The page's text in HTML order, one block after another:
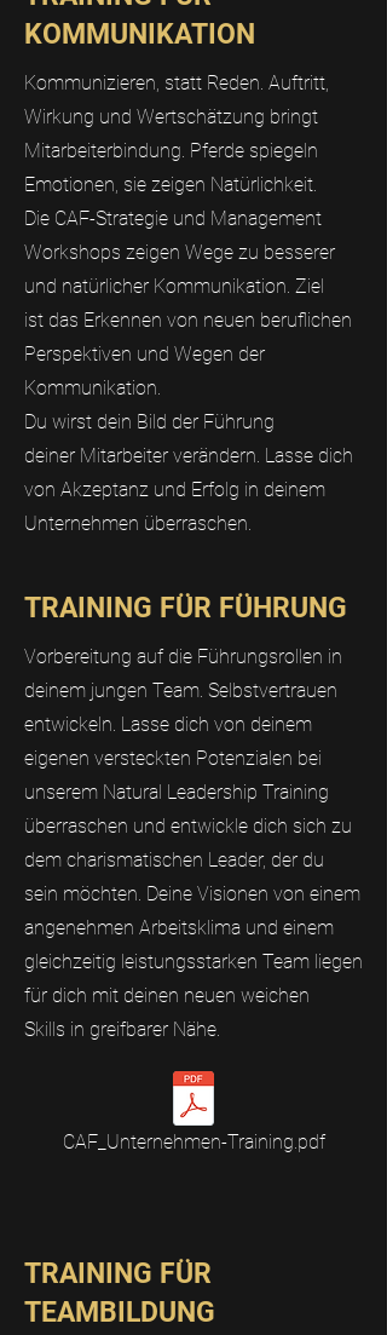
KOMMUNIKATION
Kommunizieren, statt Reden. Auftritt,
Wirkung und Wertschätzung bringt
Mitarbeiterbindung. Pferde spiegeln
Emotionen, sie zeigen Natürlichkeit.
Die CAF-Strategie und Management
Workshops zeigen Wege zu besserer
und natürlicher Kommunikation. Ziel
ist das Erkennen von neuen beruflichen
Perspektiven und Wegen der
Kommunikation.
Du wirst dein Bild der Führung
deiner Mitarbeiter verändern. Lasse dich
von Akzeptanz und Erfolg in deinem
Unternehmen überraschen.
TRAINING FÜR FÜHRUNG
Vorbereitung auf die Führungsrollen in
deinem jungen Team. Selbstvertrauen
entwickeln. Lasse dich von deinem
eigenen versteckten Potenzialen bei
unserem Natural Leadership Training
überraschen und entwickle dich sich zu
dem charismatischen Leader, der du
sein möchten. Deine Visionen von einem
angenehmen Arbeitsklima und einem
gleichzeitig leistungsstarken Team liegen
für dich mit deinen neuen weichen
Skills in greifbarer Nähe.
CAF_Unternehmen-Training.pdf
TRAINING FÜR
TEAMBILDUNG